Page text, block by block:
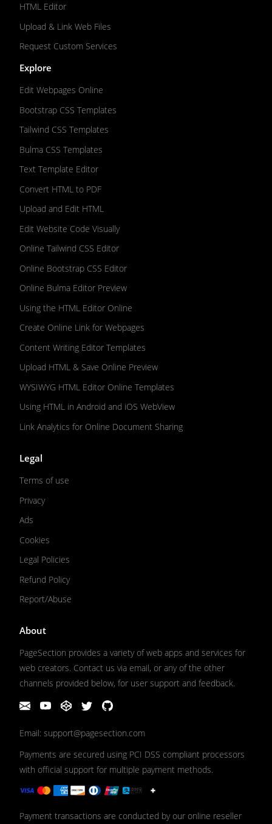
HTML Editor
Upload & Link Web Files
Request Custom Services
Explore
Edit Webpages Online
Bootstrap CSS Templates
Tailwind CSS Templates
Bulma CSS Templates
Text Template Editor
Convert HTML to PDF
Upload and Edit HTML
Edit Website Code Visually
Online Tailwind CSS Editor
Online Bootstrap CSS Editor
Online Bulma Editor Preview
Using the HTML Editor Online
Create Online Link for Webpages
Content Writing Editor Templates
Upload HTML & Save Online Preview
WYSIWYG HTML Editor Online Templates
Using HTML in Android and iOS WebView
Link Analytics for Online Document Sharing
Legal
Terms of use
Privacy
Ads
Cookies
Legal Policies
Refund Policy
Report/Abuse
About
PageSection provides a variety of web apps and services for
web creators. Contact us via email, or any of the other
channels provided below, for user support and feedback.
Email: support@pagesection.com
Payments are secured using PCI DSS compliant processors
with official support for multiple payment methods.
Payment transactions are conducted by our online reseller